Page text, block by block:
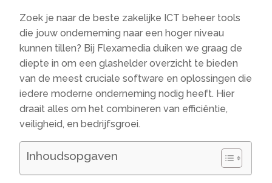
Zoek je naar de beste zakelijke ICT beheer tools
die jouw onderneming naar een hoger niveau
kunnen tillen? Bij Flexamedia duiken we graag de
diepte in om een glashelder overzicht te bieden
van de meest cruciale software en oplossingen die
iedere moderne onderneming nodig heeft. Hier
draait alles om het combineren van efficiëntie,
veiligheid, en bedrijfsgroei.
Inhoudsopgaven